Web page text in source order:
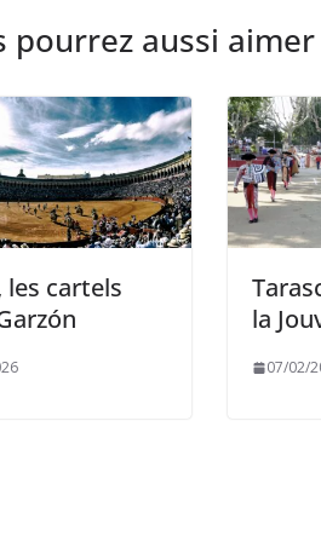
pourrez aussi aimer
les cartels
la
07/02/